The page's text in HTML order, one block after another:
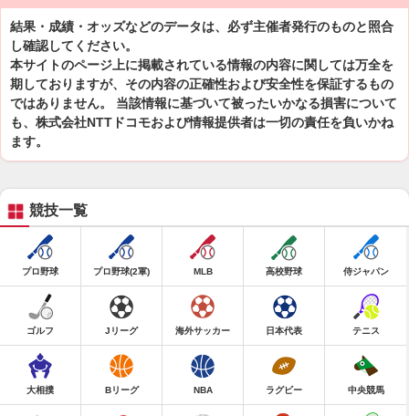
結果・成績・オッズなどのデータは、必ず主催者発行のものと照合
し確認してください。
本サイトのページ上に掲載されている情報の内容に関しては万全を
期しておりますが、その内容の正確性および安全性を保証するもの
ではありません。 当該情報に基づいて被ったいかなる損害について
も、株式会社NTTドコモおよび情報提供者は一切の責任を負いかね
ます。
競技一覧
プロ野球 プロ野球(2軍) MLB 高校野球 侍ジャパン
ゴルフ Jリーグ 海外サッカー 日本代表 テニス
大相撲 Bリーグ NBA ラグビー 中央競馬